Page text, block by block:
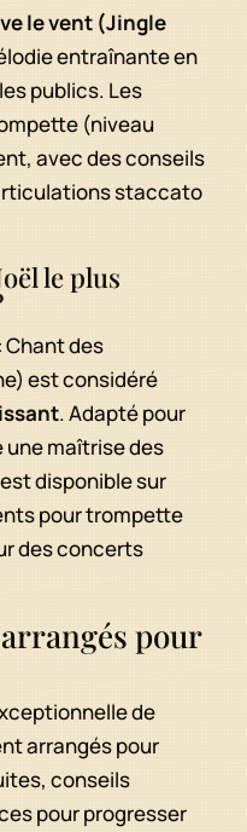
le vent (Jingle
entraînante en
publics. Les
(niveau
avec des conseils
staccato
le plus
Chant des
est considéré
. Adapté pour
maîtrise des
disponible sur
pour trompette
des concerts
pour
de
arrangés pour
conseils
pour progresser